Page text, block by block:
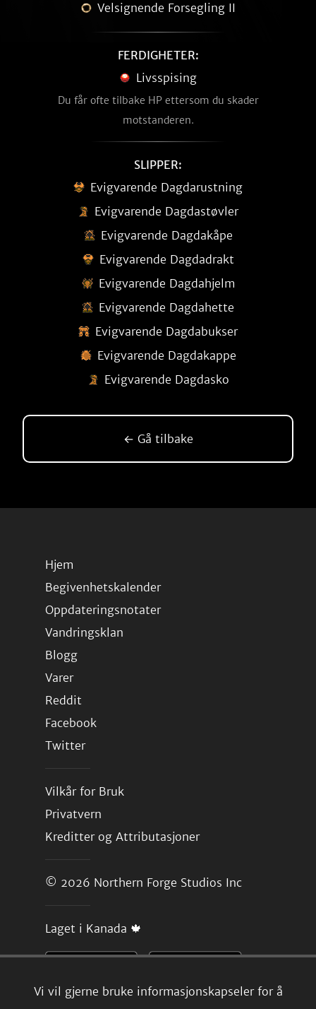
Vi vil gjerne bruke informasjonskapseler for å
Velsignende Forsegling II
FERDIGHETER:
Livsspising
Du får ofte tilbake HP ettersom du skader
motstanderen.
SLIPPER:
Evigvarende Dagdarustning
Evigvarende Dagdastøvler
Evigvarende Dagdakåpe
Evigvarende Dagdadrakt
Evigvarende Dagdahjelm
Evigvarende Dagdahette
Evigvarende Dagdabukser
Evigvarende Dagdakappe
Evigvarende Dagdasko
← Gå tilbake
Hjem
Begivenhetskalender
Oppdateringsnotater
Vandringsklan
Blogg
Varer
Reddit
Facebook
Twitter
Vilkår for Bruk
Privatvern
Kreditter og Attributasjoner
© 2026 Northern Forge Studios Inc
Laget i Kanada 🍁